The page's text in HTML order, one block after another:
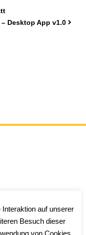
– Desktop App v1.0
auf unserer
Besuch dieser
von Cookies